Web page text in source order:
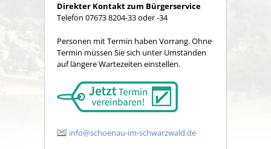
Direkter Kontakt zum Bürgerservice
Telefon 07673 8204-33 oder -34
Personen mit Termin haben Vorrang. Ohne
Termin müssen Sie sich unter Umständen
auf längere Wartezeiten einstellen.
info@schoenau-im-schwarzwald.de